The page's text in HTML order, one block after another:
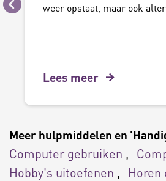
Vorigeweer opstaat, maar ook
Lees meer
Meer hulpmiddelen en
Computer gebruiken
Hobby's uitoefenen
Horen